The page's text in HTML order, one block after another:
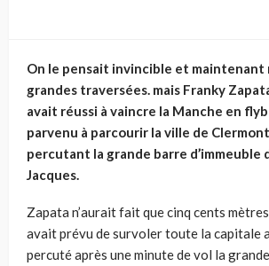
On le pensait invincible et maintenant
grandes traversées. mais Franky
avait réussi à vaincre la Manche en
parvenu à parcourir la ville de
percutant la grande barre d’immeuble
Jacques.
Zapata n’aurait fait que cinq cents
avait prévu de survoler toute la capitale
percuté après une minute de vol la